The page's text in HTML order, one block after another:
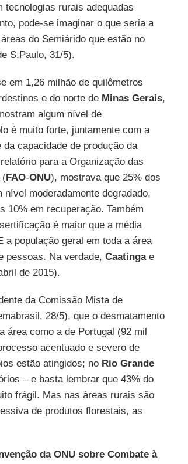
tecnologias rurais adequadas
pode-se imaginar o que seria a
do Semiárido que estão no
S.Paulo, 31/5).
em 1,26 milhão de quilômetros
e do norte deMinas Gerais,
algum nível de
é muito forte, juntamente com a
capacidade de produção da
para a Organização das
(FAO-ONU), mostrava que 25% dos
moderadamente degradado,
10% em recuperação. Também
é maior que a média
a população geral em toda a área
pessoas. Na verdade, Caatingae
de 2015).
da Comissão Mista de
28/5), que o desmatamento
área como a de Portugal (92 mil
acentuado e severo de
estão atingidos; no Rio Grande
– e basta lembrar que 43% do
frágil. Mas nas áreas rurais são
de produtos florestais, as
da ONU sobre Combate à